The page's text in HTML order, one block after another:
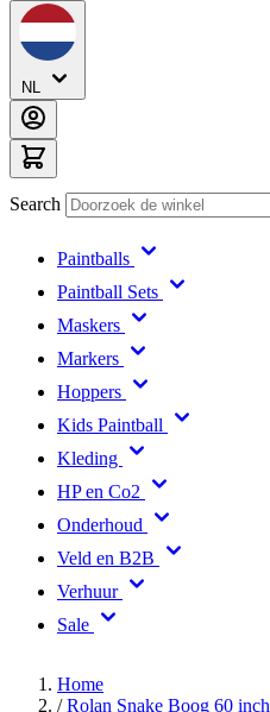
NL
Search
Paintballs
Paintball Sets
Maskers
Markers
Hoppers
Kids Paintball
Kleding
HP en Co2
Onderhoud
Veld en B2B
Verhuur
Sale
Home
/ Rolan Snake Boog 60 inch